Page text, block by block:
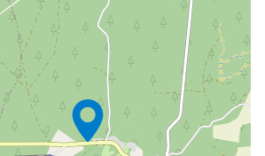
votre demande en consultant
notre nomenclature